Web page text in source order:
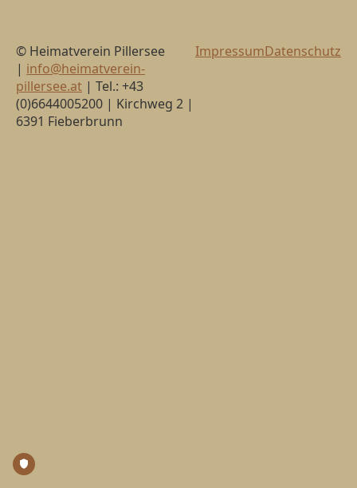
© Heimatverein Pillersee
| info@heimatverein-
pillersee.at | Tel.: +43
(0)6644005200 | Kirchweg 2 |
6391 Fieberbrunn
ImpressumDatenschutz